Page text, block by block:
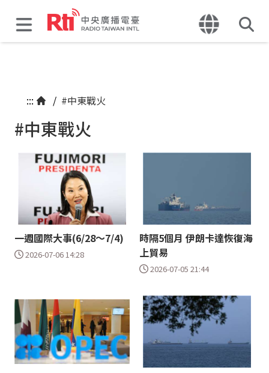
::: / #中東戰火
#中東戰火
一週國際大事(6/28～7/4)
2026-07-06 14:28
時隔5個月 伊朗卡達恢復海
上貿易
2026-07-05 21:44